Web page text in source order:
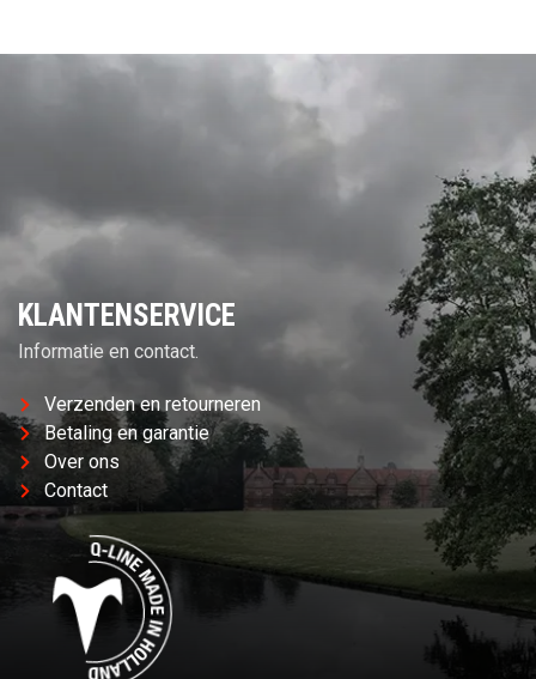
KLANTENSERVICE
Informatie en contact.
Verzenden en retourneren
Betaling en garantie
Over ons
Contact